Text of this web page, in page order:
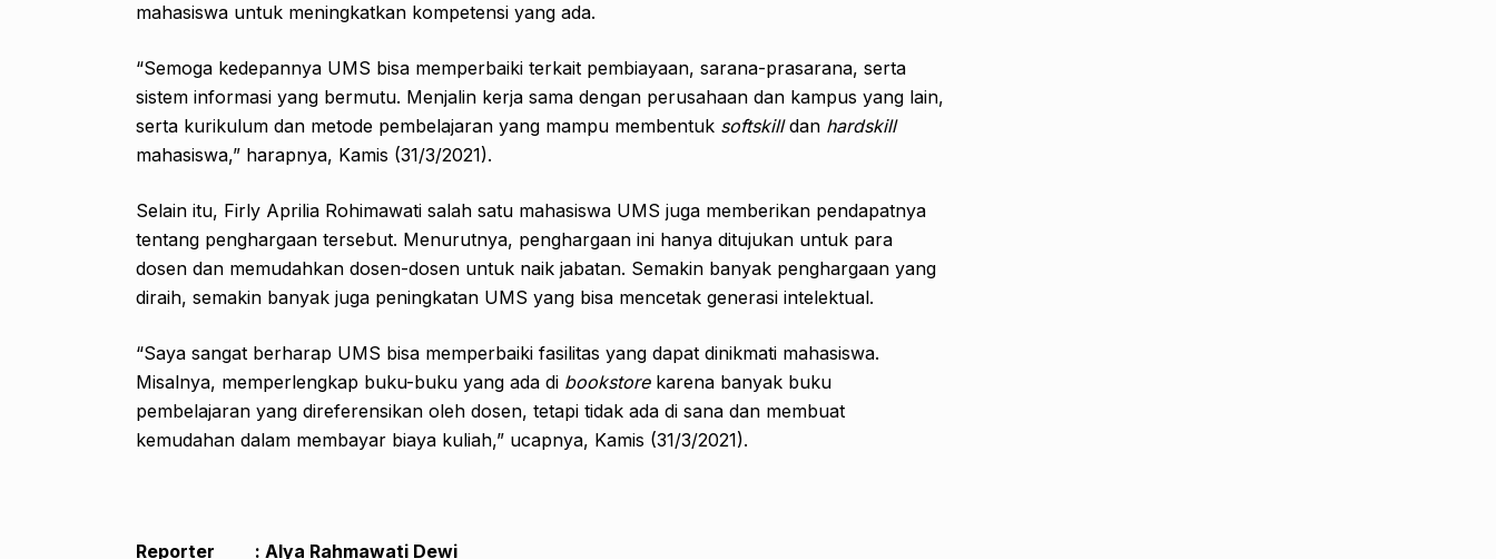
mahasiswa untuk meningkatkan kompetensi yang ada.
“Semoga kedepannya UMS bisa memperbaiki terkait pembiayaan, sarana-prasarana, serta
sistem informasi yang bermutu. Menjalin kerja sama dengan perusahaan dan kampus yang lain,
serta kurikulum dan metode pembelajaran yang mampu membentuk softskilldan hardskill
mahasiswa,” harapnya, Kamis (31/3/2021).
Selain itu, Firly Aprilia Rohimawati salah satu mahasiswa UMS juga memberikan pendapatnya
tentang penghargaan tersebut. Menurutnya, penghargaan ini hanya ditujukan untuk para
dosen dan memudahkan dosen-dosen untuk naik jabatan. Semakin banyak penghargaan yang
diraih, semakin banyak juga peningkatan UMS yang bisa mencetak generasi intelektual.
“Saya sangat berharap UMS bisa memperbaiki fasilitas yang dapat dinikmati mahasiswa.
Misalnya, memperlengkap buku-buku yang ada di bookstore karena banyak buku
pembelajaran yang direferensikan oleh dosen, tetapi tidak ada di sana dan membuat
kemudahan dalam membayar biaya kuliah,” ucapnya, Kamis (31/3/2021).
Reporter : Alya Rahmawati Dewi